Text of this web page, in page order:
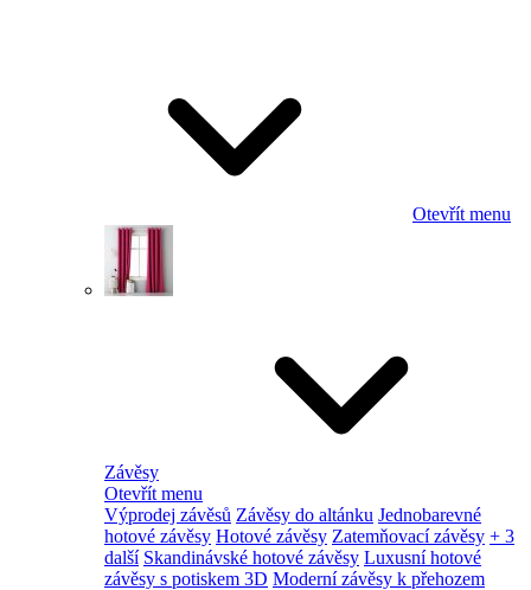
Otevřít menu
Závěsy
Otevřít menu
Výprodej závěsů Závěsy do altánku Jednobarevné
hotové závěsy Hotové závěsy Zatemňovací závěsy + 3
další Skandinávské hotové závěsy Luxusní hotové
závěsy s potiskem 3D Moderní závěsy k přehozem